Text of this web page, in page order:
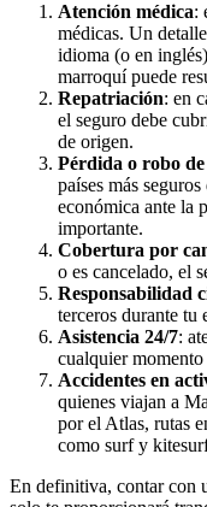
Atención médica:
médicas. Un
idioma (o en
marroquí puede
Repatriación: en
el seguro debe
de origen.
Pérdida o robo
países más
económica ante la
importante.
Cobertura por
o es cancelado, el
Responsabilidad
terceros durante tu
Asistencia 24/7:
cualquier
Accidentes en
quienes viajan a
por el Atlas, rutas
como surf y
En definitiva, contar con